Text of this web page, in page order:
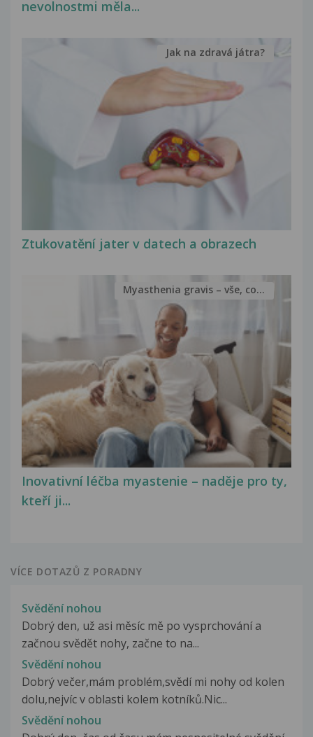
nevolnostmi měla...
Ztukovatění jater v datech a obrazech
Jak na zdravá játra?
Inovativní léčba myastenie – naděje pro ty,
kteří ji...
Myasthenia gravis – vše, co...
VÍCE DOTAZŮ Z PORADNY
Svědění nohou
Dobrý den, už asi měsíc mě po vysprchování a
začnou svědět nohy, začne to na...
Svědění nohou
Dobrý večer,mám problém,svědí mi nohy od kolen
dolu,nejvíc v oblasti kolem kotníků.Nic...
Svědění nohou